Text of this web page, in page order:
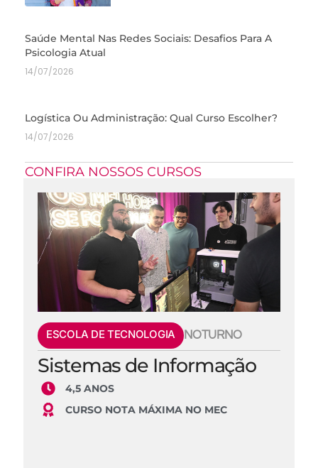
Saúde Mental Nas Redes Sociais: Desafios Para A
Psicologia Atual
14/07/2026
Logística Ou Administração: Qual Curso Escolher?
14/07/2026
CONFIRA NOSSOS CURSOS
ESCOLA DE TECNOLOGIA NOTURNO
Sistemas de Informação
4,5 ANOS
CURSO NOTA MÁXIMA NO MEC